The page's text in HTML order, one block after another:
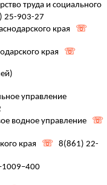
труда и социального
25-903-27
края
☏
края
☏
управление
водное управление
☏
края
☏ 8(861) 22-